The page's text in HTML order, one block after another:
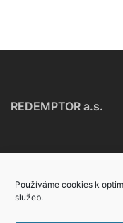
Používáme cookies k
služeb.
REDEMPTOR a.s.
republika
+420 221 875 106